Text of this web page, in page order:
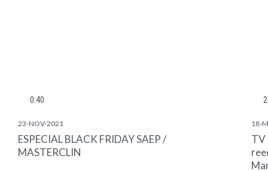
0:40
23-NOV-2021
ESPECIAL BLACK FRIDAY SAEP /
MASTERCLIN
18-
TV